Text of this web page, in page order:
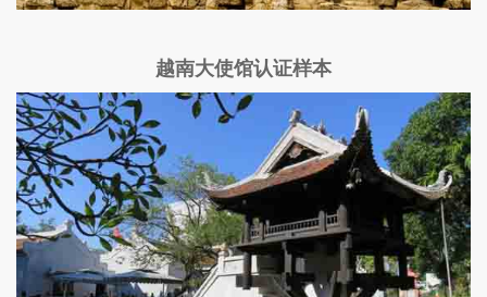
越南大使馆认证样本